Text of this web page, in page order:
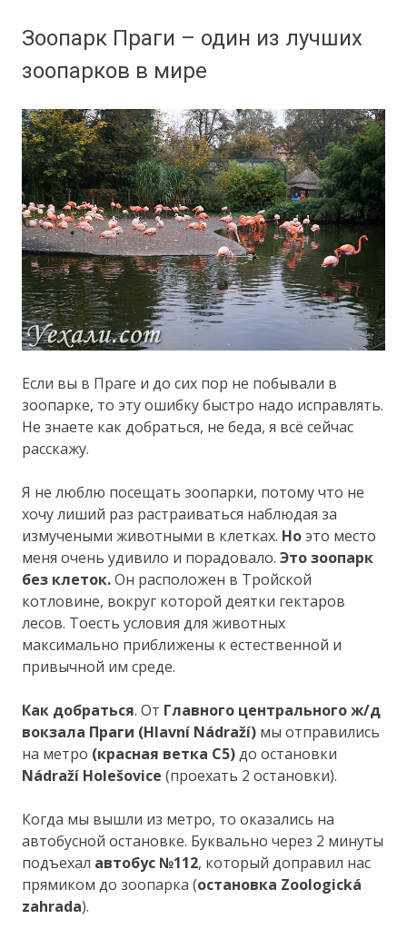
Зоопарк Праги – один из лучших
зоопарков в мире
Если вы в Праге и до сих пор не побывали в
зоопарке, то эту ошибку быстро надо исправлять.
Не знаете как добраться, не беда, я всё сейчас
расскажу.
Я не люблю посещать зоопарки, потому что не
хочу лиший раз растраиваться наблюдая за
измучеными животными в клетках. Ноэто место
меня очень удивило и порадовало.Это зоопарк
без клеток.Он расположен в Тройской
котловине, вокруг которой деятки гектаров
лесов. Тоесть условия для животных
максимально приближены к естественной и
привычной им среде.
Как добраться. От Главного центрального ж/д
вокзала Праги (Hlavní Nádraží) мы отправились
на метро (красная ветка С5)до остановки
Nádraží Holešovice (проехать 2 остановки).
Когда мы вышли из метро, то оказались на
автобусной остановке. Буквально через 2 минуты
подъехал автобус №112, который доправил нас
прямиком до зоопарка (остановка Zoologická
zahrada).